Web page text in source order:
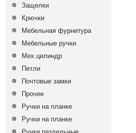
Защелки
Крючки
Мебельная фурнитура
Мебельные ручки
Мех.цилиндр
Петли
Почтовые замки
Прочее
Ручки на планке
Ручки на планке